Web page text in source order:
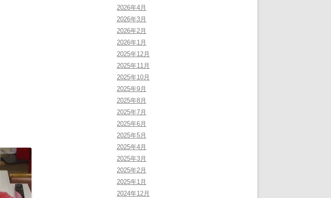
2026年4月
2026年3月
2026年2月
2026年1月
2025年12月
2025年11月
2025年10月
2025年9月
2025年8月
2025年7月
2025年6月
2025年5月
2025年4月
2025年3月
2025年2月
2025年1月
2024年12月